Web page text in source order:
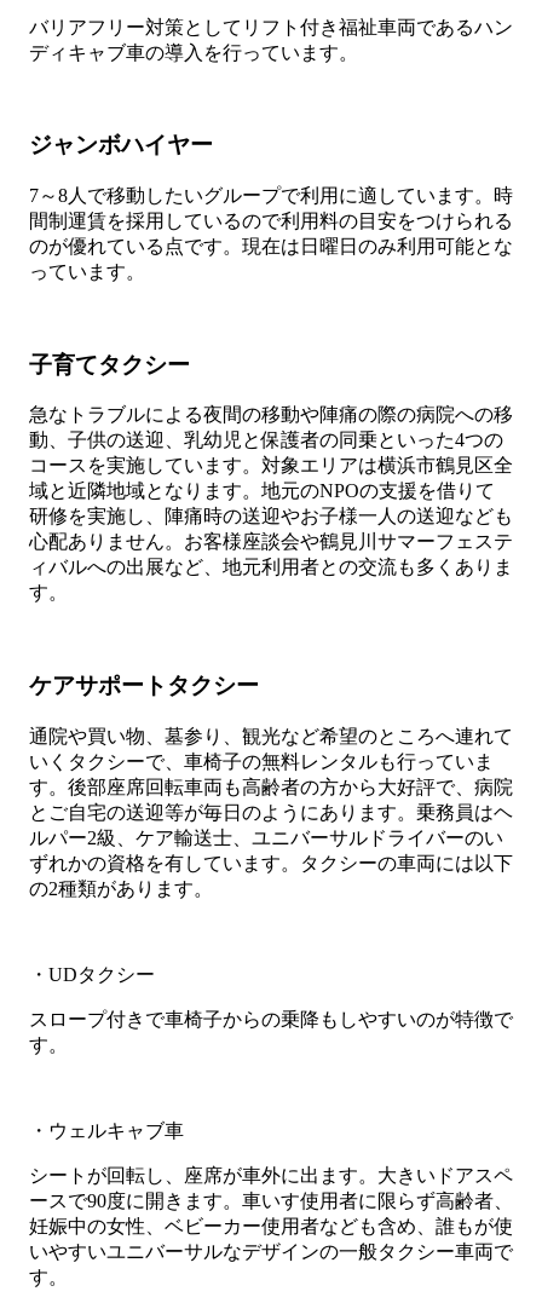
バリアフリー対策としてリフト付き福祉車両であるハン
ディキャブ車の導入を行っています。
ジャンボハイヤー
7～8人で移動したいグループで利用に適しています。時
間制運賃を採用しているので利用料の目安をつけられる
のが優れている点です。現在は日曜日のみ利用可能とな
っています。
子育てタクシー
急なトラブルによる夜間の移動や陣痛の際の病院への移
動、子供の送迎、乳幼児と保護者の同乗といった4つの
コースを実施しています。対象エリアは横浜市鶴見区全
域と近隣地域となります。地元のNPOの支援を借りて
研修を実施し、陣痛時の送迎やお子様一人の送迎なども
心配ありません。お客様座談会や鶴見川サマーフェステ
ィバルへの出展など、地元利用者との交流も多くありま
す。
ケアサポートタクシー
通院や買い物、墓参り、観光など希望のところへ連れて
いくタクシーで、車椅子の無料レンタルも行っていま
す。後部座席回転車両も高齢者の方から大好評で、病院
とご自宅の送迎等が毎日のようにあります。乗務員はヘ
ルパー2級、ケア輸送士、ユニバーサルドライバーのい
ずれかの資格を有しています。タクシーの車両には以下
の2種類があります。
・UDタクシー
スロープ付きで車椅子からの乗降もしやすいのが特徴で
す。
・ウェルキャブ車
シートが回転し、座席が車外に出ます。大きいドアスペ
ースで90度に開きます。車いす使用者に限らず高齢者、
妊娠中の女性、ベビーカー使用者なども含め、誰もが使
いやすいユニバーサルなデザインの一般タクシー車両で
す。